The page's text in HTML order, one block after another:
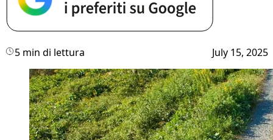
5 min di lettura July 15, 2025